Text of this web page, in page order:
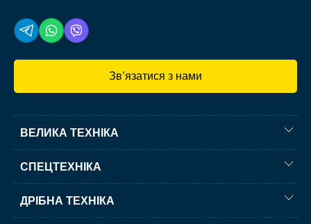
Зв’язатися з нами
ВЕЛИКА ТЕХНІКА
СПЕЦТЕХНІКА
ДРІБНА ТЕХНІКА